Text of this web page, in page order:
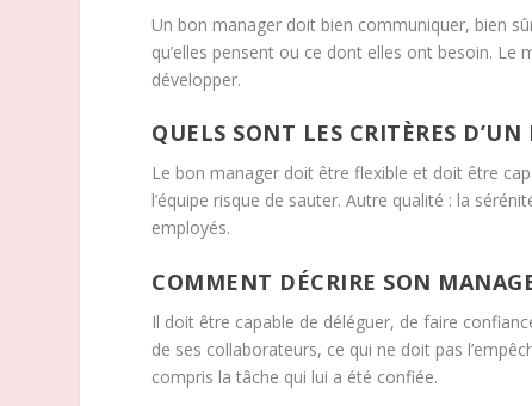
Un bon manager doit bien communiquer, bien
qu’elles pensent ou ce dont elles ont besoin. Le
développer.
QUELS SONT LES CRITÈRES
Le bon manager doit être flexible et doit être
l’équipe risque de sauter. Autre qualité : la
employés.
COMMENT DÉCRIRE SON
Il doit être capable de déléguer, de faire
de ses collaborateurs, ce qui ne doit pas
compris la tâche qui lui a été confiée.